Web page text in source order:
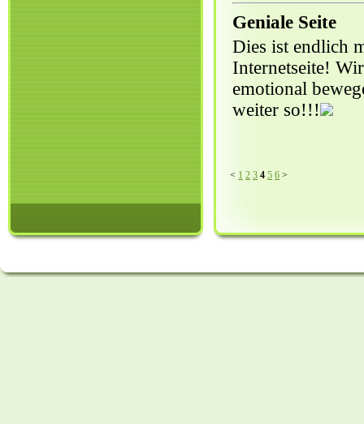
Geniale Seite
Dies ist endlich
Internetseite!
emotional
weiter so!!!
< 1 2 3 4 5 6 >